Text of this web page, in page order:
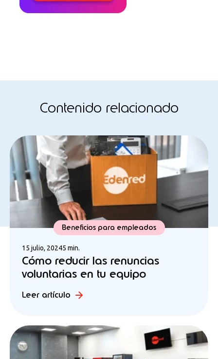
Contenido relacionado
Beneficios para empleados
15 julio, 20245 min.
Cómo reducir las renuncias
voluntarias en tu equipo
Leer artículo